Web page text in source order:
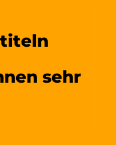
sehr